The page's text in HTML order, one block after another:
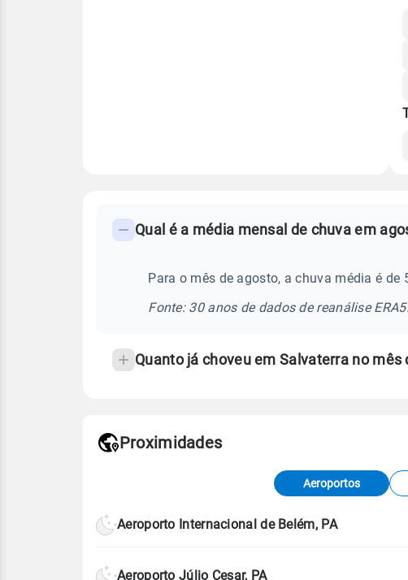
frequentes
temperatura
Qual é a média mensal de chuva em
Para o mês de agosto, a chuva média é de
Fonte: 30 anos de dados de reanálise ERA5.
Quanto já choveu em Salvaterra no
de Tempo e Estudos Climáticos (CPTEC).
Proximidades
Aeroportos
Aeroporto Internacional de Belém, PA
Aeroporto Júlio Cesar, PA